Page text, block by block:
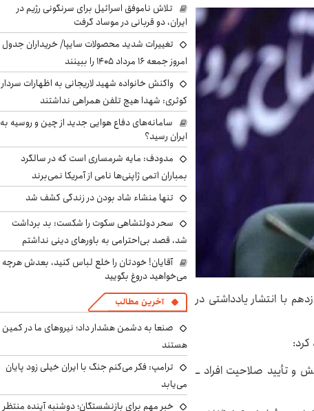
با انتشار یادداشتی در
کرد:
و تأیید صلاحیت افراد ــ
تلاش ناموفق اسرائیل برای سرنگونی رژیم در
ایران، دو قربانی در موساد گرفت
تغییرات شدید محصولات سایپا/ خریداران جدول
امروز جمعه ۱۶ مرداد ۱۴۰۵ را ببینند
واکنش خانواده شهید لاریجانی به اظهارات سردار
کوثری: شهدا هیچ تلفن همراهی نداشتند
سامانه‌های دفاع هوایی جدید از چین و روسیه به
ایران رسید؟
مدودف: مایه شرمساری است که در سالگرد
بمباران اتمی ژاپنی‌ها نامی از آمریکا نمی‌برند
تنها منشاء شاد بودن در زندگی کشف شد
سحر دولتشاهی سکوت را شکست: بد برداشت
شد، قصد بی‌احترامی به باورهای دینی نداشتم
آقایان! خودتان را خلع لباس کنید، بعدش هرچه
می‌خواهید دروغ بگویید
آخرین مطالب
صنعا به دشمن هشدار داد؛ نیروهای ما در کمین
هستند
ترامپ: فکر می‌کنم جنگ با ایران خیلی زود پایان
می‌یابد
خبر مهم برای بازنشستگان؛ دوشنبه آینده منتظر